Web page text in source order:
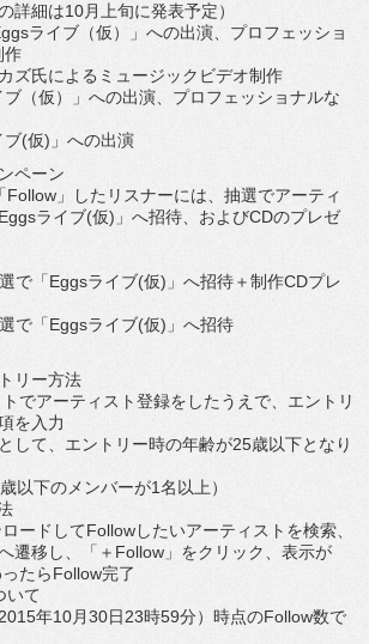
詳細は10月上旬に発表予定）
ライブ（仮）」への出演、プロフェッショ
作
ズ氏によるミュージックビデオ制作
（仮）」への出演、プロフェッショナルな
(仮)」への出演
ペーン
Follow」したリスナーには、抽選でアーティ
ライブ(仮)」へ招待、およびCDのプレゼ
で「Eggsライブ(仮)」へ招待＋制作CDプレ
で「Eggsライブ(仮)」へ招待
リー方法
でアーティスト登録をしたうえで、エントリ
を入力
して、エントリー時の年齢が25歳以下となり
以下のメンバーが1名以上）
ードしてFollowしたいアーティストを検索、
遷移し、「＋Follow」をクリック、表示が
たらFollow完了
いて
年10月30日23時59分）時点のFollow数で